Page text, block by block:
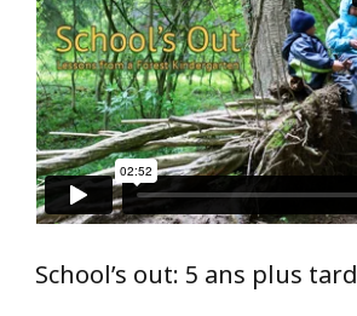
School’s out: 5 ans plus tard